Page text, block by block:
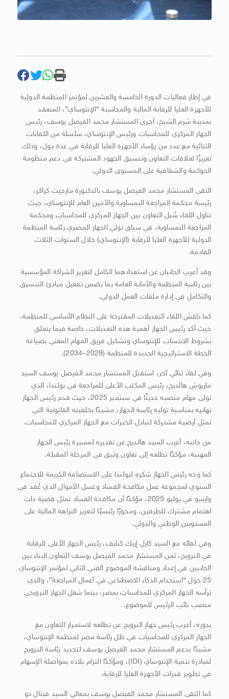
في إطار فعاليات الدورة الخامسة والعشرين لمؤتمر المنظمة الدولية
للأجهزة العليا للرقابة المالية والمحاسبة “الإنتوساي”، المنعقد
بمدينة شرم الشيخ، أجرى المستشار محمد الفيصل يوسف، رئيس
الجهاز المركزي للمحاسبات ورئيس الإنتوساي، سلسلة من اللقاءات
الثنائية مع عدد من رؤساء الأجهزة العليا للرقابة في عدة دول، وذلك
تعزيزًا لعلاقات التعاون وتنسيق الجهود المشتركة في دعم منظومة
الحوكمة والشفافية على المستوى الدولي.
التقى المستشار محمد الفيصل يوسف بالدكتورة مارجيت كراكر،
رئيسة محكمة المراجعة النمساوية والأمين العام للإنتوساي، حيث
تناول اللقاء سُبل التعاون بين الجهاز المركزي للمحاسبات ومحكمة
المراجعة النمساوية، في سياق تولي الجهاز المصري رئاسة المنظمة
الدولية للأجهزة العليا للرقابة (الإنتوساي) خلال السنوات الثلاث
القادمة.
وقد أعرب الجانبان عن استعدادهما الكامل لتعزيز الشراكة المؤسسية
بين رئاسة المنظمة والأمانة العامة بما يضمن تفعيل مبادئ التنسيق
والتكامل في إدارة ملفات العمل الدولي.
كما ناقش اللقاء التعديلات المقترحة على النظام الأساسي للمنظمة،
حيث أكد رئيس الجهاز أهمية هذه التعديلات، خاصة فيما يتعلق
بشروط الانتساب للإنتوساي وتشكيل فريق المهام المعني بصياغة
الخطة الاستراتيجية الجديدة للمنظمة (2029–2034).
وفي لقاء ثنائي آخر، استقبل المستشار محمد الفيصل يوسف السيد
ماريوش هالديج، رئيس المكتب الأعلى للمراجعة في بولندا، الذي
تولى مهام منصبه حديثًا في سبتمبر 2025، حيث قدم رئيس الجهاز
تهانيه بمناسبة توليه رئاسة الجهاز، مشيدًا بخلفيته القانونية التي
تمثل أرضية مشتركة لتبادل الخبرات مع الجهاز المركزي للمحاسبات.
من جانبه، أعرب السيد هالديج عن تقديره لمسيرة رئيس الجهاز
المهنية، مؤكدًا تطلعه إلى تعاون وثيق في المرحلة المقبلة.
كما وجه رئيس الجهاز شكره لبولندا على الاستضافة الكريمة للاجتماع
السنوي لمجموعة عمل مكافحة الفساد وغسل الأموال الذي عُقد في
وارسو في يوليو 2025، مؤكدًا أن مكافحة الفساد تمثل قضية ذات
اهتمام مشترك للطرفين، ومحورًا رئيسيًا لتعزيز النزاهة المالية على
المستويين الوطني والدولي.
وفي لقائه مع السيد كارل إريك كنايف، رئيس الجهاز الأعلى للرقابة
في النرويج، ثمن المستشار محمد الفيصل يوسف التعاون البناء بين
الجانبين في إعداد ومناقشة الموضوع الفني الثاني لمؤتمر الإنتوساي
25 حول “استخدام الذكاء الاصطناعي في أعمال المراجعة”، والذي
ترأسه الجهاز المركزي للمحاسبات بمصر، بينما شغل الجهاز النرويجي
منصب نائب الرئيس للموضوع.
بدوره، أعرب رئيس جهاز النرويج عن تطلعه لاستمرار التعاون مع
الجهاز المركزي للمحاسبات في ظل رئاسة مصر لمنظمة الإنتوساي،
مشيدًا بدعم المستشار محمد الفيصل يوسف لتجديد رئاسة النرويج
لمبادرة تنمية الإنتوساي (IDI)، ومؤكدًا التزام بلاده بمواصلة الإسهام
في تطوير قدرات الأجهزة العليا للرقابة.
كما التقى المستشار محمد الفيصل يوسف بمعالي السيد فيتال دو